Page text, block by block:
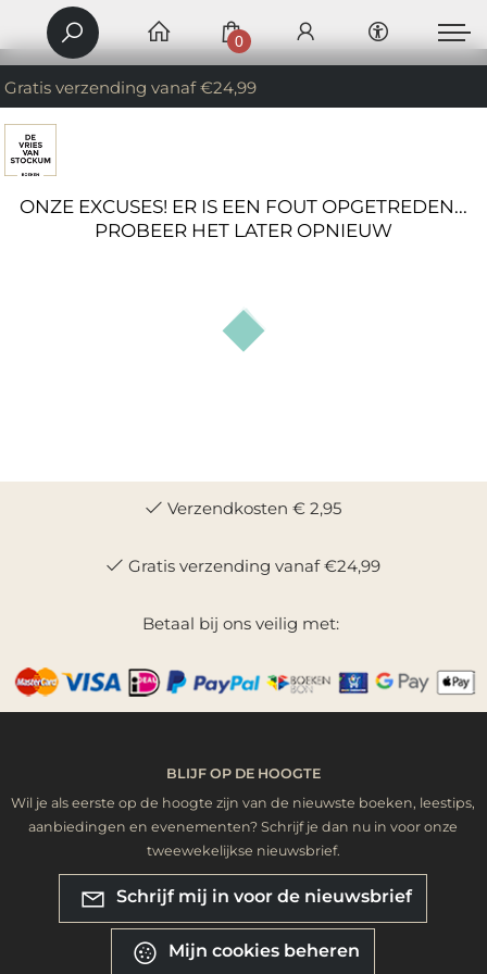
Gratis verzending vanaf €24,99
0
ONZE EXCUSES! ER IS EEN FOUT OPGETREDEN...
PROBEER HET LATER OPNIEUW
Verzendkosten € 2,95
Gratis verzending vanaf €24,99
Betaal bij ons veilig met:
BLIJF OP DE HOOGTE
Wil je als eerste op de hoogte zijn van de nieuwste boeken, leestips,
aanbiedingen en evenementen? Schrijf je dan nu in voor onze
tweewekelijkse nieuwsbrief.
Schrijf mij in voor de nieuwsbrief
Mijn cookies beheren